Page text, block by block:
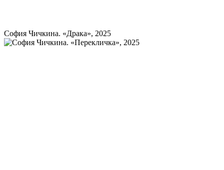
София Чичкина. «Драка», 2025